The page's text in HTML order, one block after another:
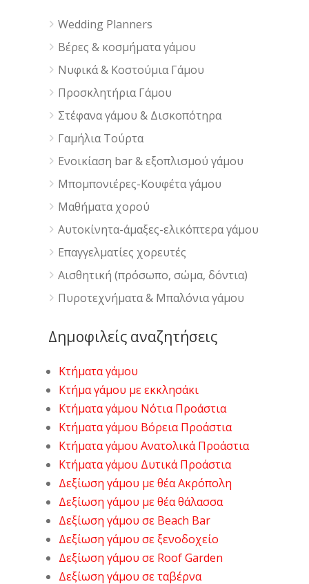
Wedding Planners
Βέρες & κοσμήματα γάμου
Νυφικά & Κοστούμια Γάμου
Προσκλητήρια Γάμου
Στέφανα γάμου & Δισκοπότηρα
Γαμήλια Τούρτα
Ενοικίαση bar & εξοπλισμού γάμου
Μπομπονιέρες-Κουφέτα γάμου
Μαθήματα χορού
Αυτοκίνητα-άμαξες-ελικόπτερα γάμου
Επαγγελματίες χορευτές
Αισθητική (πρόσωπο, σώμα, δόντια)
Πυροτεχνήματα & Μπαλόνια γάμου
Δημοφιλείς αναζητήσεις
Κτήματα γάμου
Κτήμα γάμου με εκκλησάκι
Κτήματα γάμου Νότια Προάστια
Κτήματα γάμου Βόρεια Προάστια
Κτήματα γάμου Ανατολικά Προάστια
Κτήματα γάμου Δυτικά Προάστια
Δεξίωση γάμου με θέα Ακρόπολη
Δεξίωση γάμου με θέα θάλασσα
Δεξίωση γάμου σε Beach Bar
Δεξίωση γάμου σε ξενοδοχείο
Δεξίωση γάμου σε Roof Garden
Δεξίωση γάμου σε ταβέρνα